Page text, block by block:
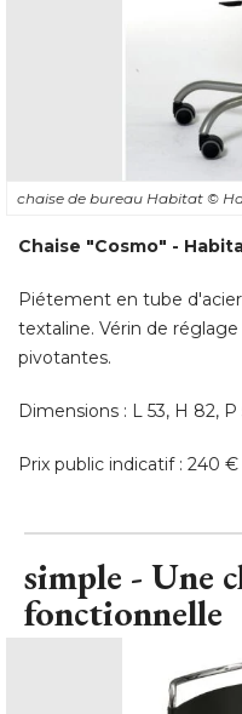
chaise de bureau Habitat ©
Chaise "Cosmo" -
Piétement en tube
textaline. Vérin de
pivotantes.
Dimensions : L 53, H 82, P
Prix public indicatif : 240 €
simple - Une
fonctionnelle